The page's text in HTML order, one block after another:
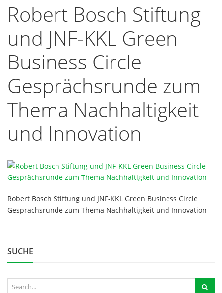
Robert Bosch Stiftung
und JNF-KKL Green
Business Circle
Gesprächsrunde zum
Thema Nachhaltigkeit
und Innovation
Robert Bosch Stiftung und JNF-KKL Green Business Circle
Gesprächsrunde zum Thema Nachhaltigkeit und Innovation
SUCHE